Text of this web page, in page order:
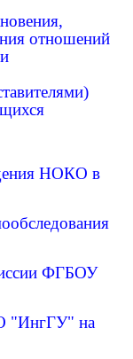
отношений
НОКО в
ФГБОУ
"ИнгГУ" на